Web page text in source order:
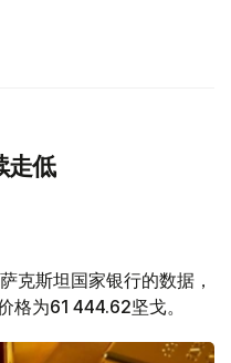
走低
克斯坦国家银行的数据，
为61 444.62坚戈。